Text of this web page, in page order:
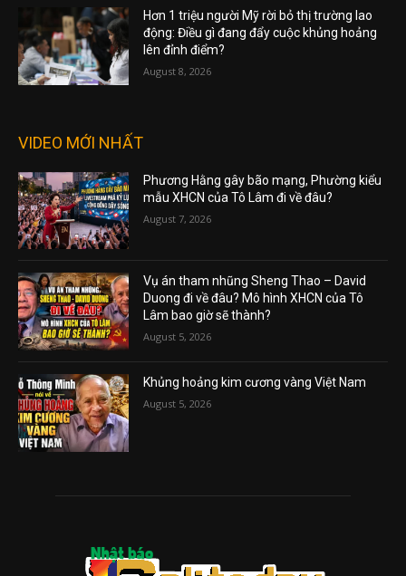
Hơn 1 triệu người Mỹ rời bỏ thị trường lao
động: Điều gì đang đẩy cuộc khủng hoảng
lên đỉnh điểm?
August 8, 2026
VIDEO MỚI NHẤT
Phương Hằng gây bão mạng, Phường kiểu
mẫu XHCN của Tô Lâm đi về đâu?
August 7, 2026
Vụ án tham nhũng Sheng Thao – David
Duong đi về đâu? Mô hình XHCN của Tô
Lâm bao giờ sẽ thành?
August 5, 2026
Khủng hoảng kim cương vàng Việt Nam
August 5, 2026